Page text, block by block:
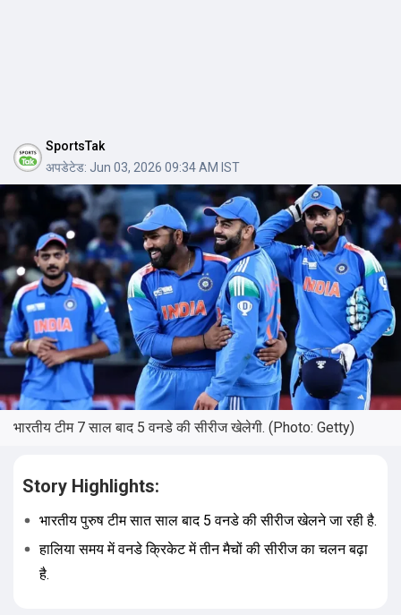
SportsTak
अपडेटेड: Jun 03, 2026 09:34 AM IST
भारतीय टीम 7 साल बाद 5 वनडे की सीरीज खेलेगी. (Photo: Getty)
Story Highlights:
भारतीय पुरुष टीम सात साल बाद 5 वनडे की सीरीज खेलने जा रही है.
हालिया समय में वनडे क्रिकेट में तीन मैचों की सीरीज का चलन बढ़ा
है.